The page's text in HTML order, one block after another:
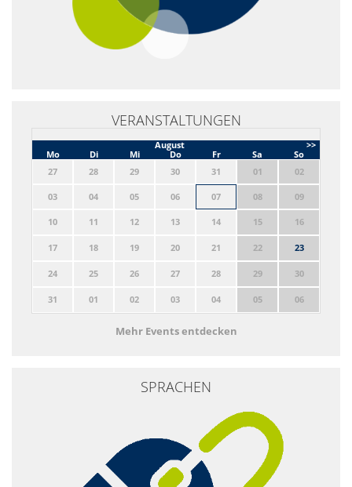
VERANSTALTUNGEN
>>
August
Mo
Di Mi Do Fr Sa
So
27
28 29 30 31 01 02
03 04 05 06 07 08 09
10 11 12 13 14 15 16
17 18 19 20 21 22 23
24 25 26 27 28 29 30
31 01 02 03 04 05 06
Mehr Events entdecken
SPRACHEN